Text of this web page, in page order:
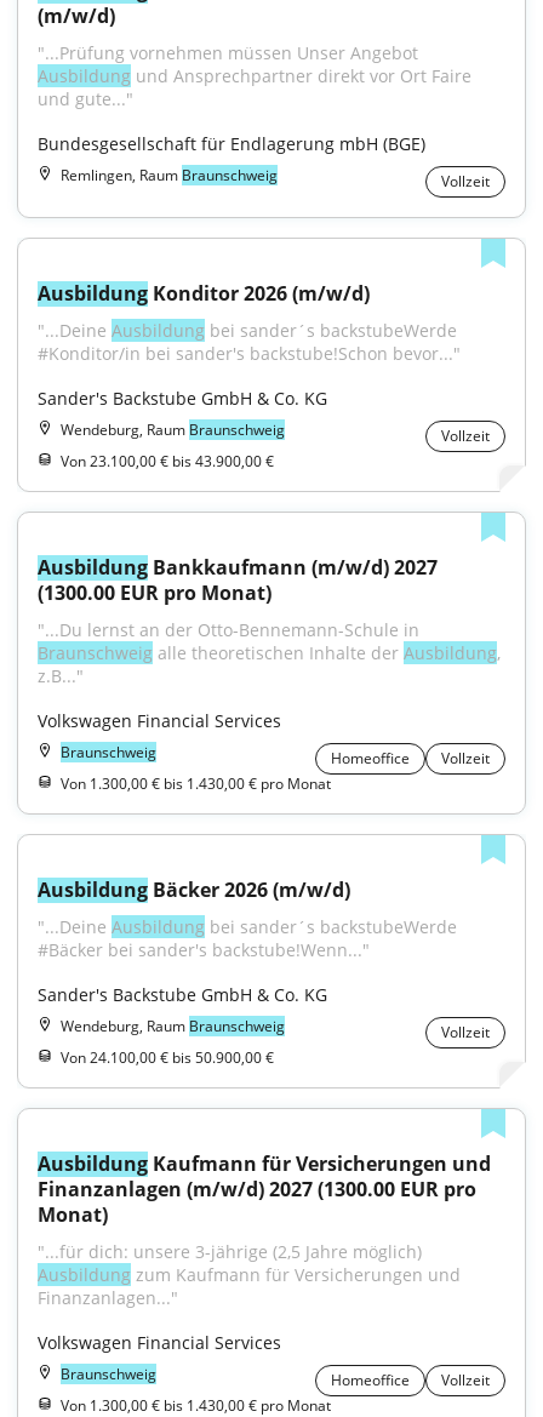
(m/w/d)
Ausbildung und Ansprechpartner direkt vor Ort Faire
und gute..."
Bundesgesellschaft für Endlagerung mbH (BGE)
Remlingen, Raum Braunschweig Vollzeit
Ausbildung Konditor 2026 (m/w/d)
"...Deine Ausbildung bei sander´s backstubeWerde
#Konditor/in bei sander's backstube!Schon bevor..."
Sander's Backstube GmbH & Co. KG
Wendeburg, Raum Braunschweig
Vollzeit
Von 23.100,00 € bis 43.900,00 €
Ausbildung Bankkaufmann (m/w/d) 2027
(1300.00 EUR pro Monat)
Braunschweig alle theoretischen Inhalte der Ausbildung,
z.B..."
Volkswagen Financial Services
Braunschweig Homeoffice
Vollzeit
Von 1.300,00 € bis 1.430,00 € pro Monat
Ausbildung Bäcker 2026 (m/w/d)
"...Deine Ausbildung bei sander´s backstubeWerde
#Bäcker bei sander's backstube!Wenn..."
Sander's Backstube GmbH & Co. KG
Wendeburg, Raum Braunschweig
Vollzeit
Von 24.100,00 € bis 50.900,00 €
Ausbildung Kaufmann für Versicherungen und
Finanzanlagen (m/w/d) 2027 (1300.00 EUR pro
Monat)
Ausbildung zum Kaufmann für Versicherungen und
Finanzanlagen..."
Volkswagen Financial Services
Braunschweig Homeoffice
Vollzeit
Von 1.300,00 € bis 1.430,00 € pro Monat